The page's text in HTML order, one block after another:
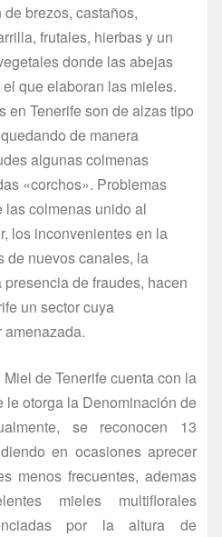
brezos, castaños,
frutales, hierbas y un
donde las abejas
que elaboran las mieles.
en Tenerife son de alzas tipo
de manera
algunas colmenas
«corchos». Problemas
las colmenas unido al
los inconvenientes en la
de nuevos canales, la
de fraudes, hacen
un sector cuya
de Tenerife cuenta con la
le otorga la Denominación de
se reconocen 13
en ocasiones aprecer
menos frecuentes, ademas
mieles multiflorales
por la altura de